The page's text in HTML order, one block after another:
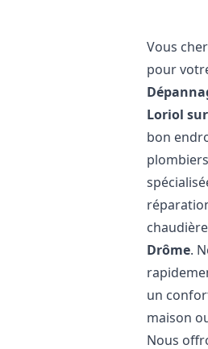
Vous
pour
Loriol
bon
Drôme.
un
maison
Nous